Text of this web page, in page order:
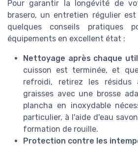
Pour garantir la longévité de
brasero, un entretien régulier est
quelques conseils pratiques
équipements en excellent état :
Nettoyage après chaque
cuisson est terminée, et
refroidi, retirez les résidus
graisses avec une brosse
plancha en inoxydable
particulier, à l'aide d'eau
formation de rouille.
Protection contre les